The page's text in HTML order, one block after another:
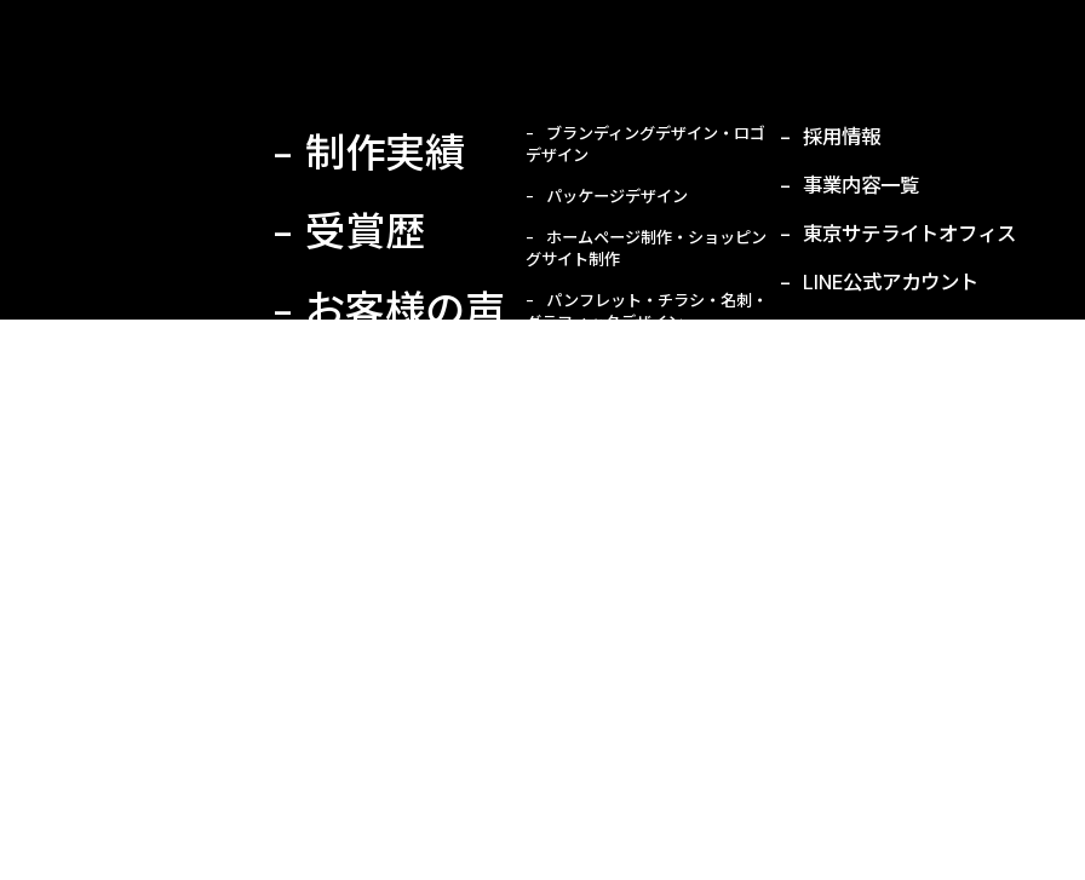
制作実績
受賞歴
お客様の声
ブランディングデザイン・ロゴ
デザイン
パッケージデザイン
ホームページ制作・ショッピン
グサイト制作
パンフレット・チラシ・名刺・
グラフィックデザイン
採用情報
事業内容一覧
東京サテライトオフィス
LINE公式アカウント